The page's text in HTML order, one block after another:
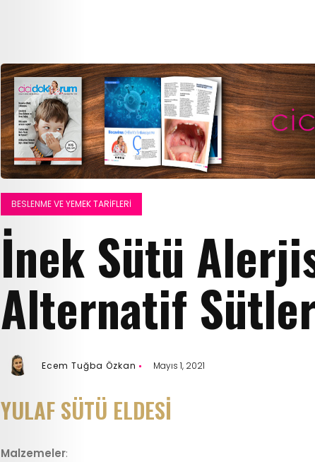
BESLENME VE YEMEK TARIFLERI
İnek Sütü
Alternatif
Ecem Tuğba Özkan Mayıs 1, 2021
YULAF SÜTÜ ELDESİ
Malzemeler: